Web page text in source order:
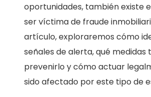
oportunidades, también existe
ser víctima de fraude
artículo, exploraremos cómo
señales de alerta, qué
prevenirlo y cómo actuar
sido afectado por este tipo de